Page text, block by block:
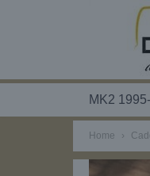
MK2
Home ›